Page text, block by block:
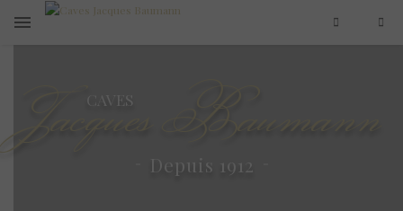
CAVES
Jacques Baumann
Depuis 1912